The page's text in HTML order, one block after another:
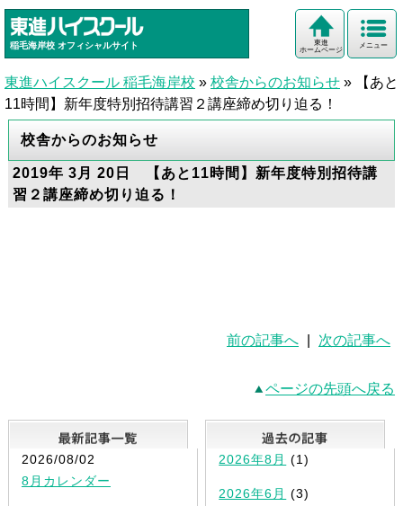
稲毛海岸校 オフィシャルサイト メニュー
東進
ホームページ
東進ハイスクール 稲毛海岸校 » 校舎からのお知らせ »
【あと
11時間】新年度特別招待講習２講座締め切り迫る！
校舎からのお知らせ
2019年 3月 20日 【あと11時間】新年度特別招待講
習２講座締め切り迫る！
前の記事へ 次の記事へ
ページの先頭へ戻る
最新記事一覧
2026/08/02
8月カレンダー
2026年8月 (1)
2026年6月 (3)